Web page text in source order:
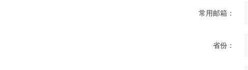
常用邮箱：
省份：